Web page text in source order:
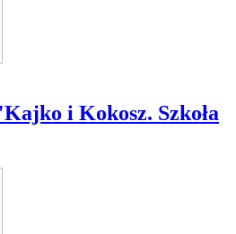
i Kokosz. Szkoła